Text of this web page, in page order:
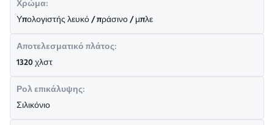
Χρώμα:
Υπολογιστής λευκό / πράσινο / μπλε
Αποτελεσματικό πλάτος:
1320 χλστ
Ρολ επικάλυψης:
Σιλικόνιο